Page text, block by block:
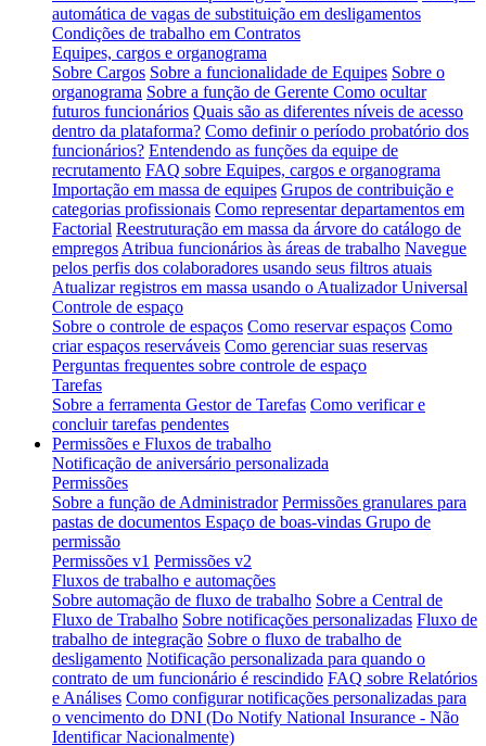
automática de vagas de substituição em desligamentos
Condições de trabalho em Contratos
Equipes, cargos e organograma
Sobre Cargos Sobre a funcionalidade de Equipes Sobre o
organograma Sobre a função de Gerente Como ocultar
futuros funcionários Quais são as diferentes níveis de acesso
dentro da plataforma? Como definir o período probatório dos
funcionários? Entendendo as funções da equipe de
recrutamento FAQ sobre Equipes, cargos e organograma
Importação em massa de equipes Grupos de contribuição e
categorias profissionais Como representar departamentos em
Factorial Reestruturação em massa da árvore do catálogo de
empregos Atribua funcionários às áreas de trabalho Navegue
pelos perfis dos colaboradores usando seus filtros atuais
Atualizar registros em massa usando o Atualizador Universal
Controle de espaço
Sobre o controle de espaços Como reservar espaços Como
criar espaços reserváveis Como gerenciar suas reservas
Perguntas frequentes sobre controle de espaço
Tarefas
Sobre a ferramenta Gestor de Tarefas Como verificar e
concluir tarefas pendentes
Permissões e Fluxos de trabalho
Notificação de aniversário personalizada
Permissões
Sobre a função de Administrador Permissões granulares para
pastas de documentos Espaço de boas-vindas Grupo de
permissão
Permissões v1 Permissões v2
Fluxos de trabalho e automações
Sobre automação de fluxo de trabalho Sobre a Central de
Fluxo de Trabalho Sobre notificações personalizadas Fluxo de
trabalho de integração Sobre o fluxo de trabalho de
desligamento Notificação personalizada para quando o
contrato de um funcionário é rescindido FAQ sobre Relatórios
e Análises Como configurar notificações personalizadas para
o vencimento do DNI (Do Notify National Insurance - Não
Identificar Nacionalmente)